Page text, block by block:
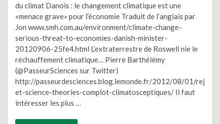
du climat Danois : le changement climatique est une
«menace grave» pour l’économie Traduit de l’anglais par
Jon www.smh.com.au/environment/climate-change-
serious-threat-to-economies-danish-minister-
20120906-25fe4.html L’extraterrestre de Roswell nie le
réchauffement climatique… Pierre Barthélémy
(@PasseurSciences sur Twitter)
http://passeurdesciences.blog.lemonde.fr/2012/08/01/rej
et-science-theories-complot-climatosceptiques/ Il faut
intéresser les plus …